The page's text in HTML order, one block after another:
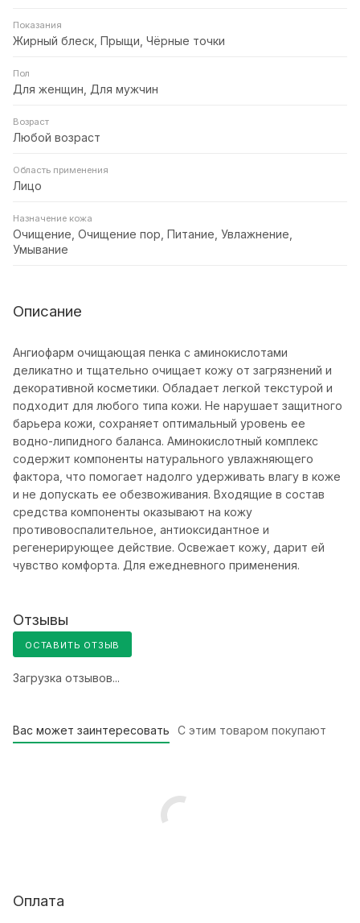
Показания
Жирный блеск, Прыщи, Чёрные точки
Пол
Для женщин, Для мужчин
Возраст
Любой возраст
Область применения
Лицо
Назначение кожа
Очищение, Очищение пор, Питание, Увлажнение,
Умывание
Описание
Ангиофарм очищающая пенка с аминокислотами
деликатно и тщательно очищает кожу от загрязнений и
декоративной косметики. Обладает легкой текстурой и
подходит для любого типа кожи. Не нарушает защитного
барьера кожи, сохраняет оптимальный уровень ее
водно-липидного баланса. Аминокислотный комплекс
содержит компоненты натурального увлажняющего
фактора, что помогает надолго удерживать влагу в коже
и не допускать ее обезвоживания. Входящие в состав
средства компоненты оказывают на кожу
противовоспалительное, антиоксидантное и
регенерирующее действие. Освежает кожу, дарит ей
чувство комфорта. Для ежедневного применения.
Отзывы
ОСТАВИТЬ ОТЗЫВ
Загрузка отзывов...
Вас может заинтересовать С этим товаром покупают
Оплата